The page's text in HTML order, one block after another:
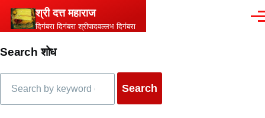
Skip to main content
श्री दत्त महाराज
दिगंबरा दिगंबरा श्रीपादवल्लभ दिगंबरा
Search शोध